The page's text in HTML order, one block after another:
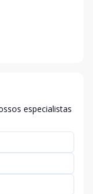
especialistas